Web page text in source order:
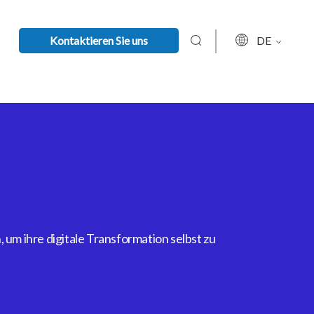
Kontaktieren Sie uns DE
ihre digitale Transformation selbst zu